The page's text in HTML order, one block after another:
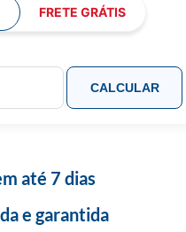
FRETE GRÁTIS
CALCULAR
até 7 dias
e garantida